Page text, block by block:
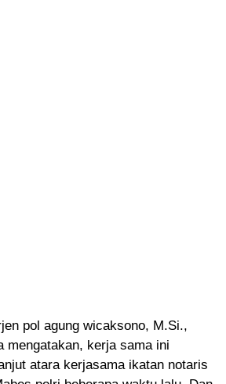
pol agung wicaksono, M.Si.,
mengatakan, kerja sama ini
atara kerjasama ikatan notaris